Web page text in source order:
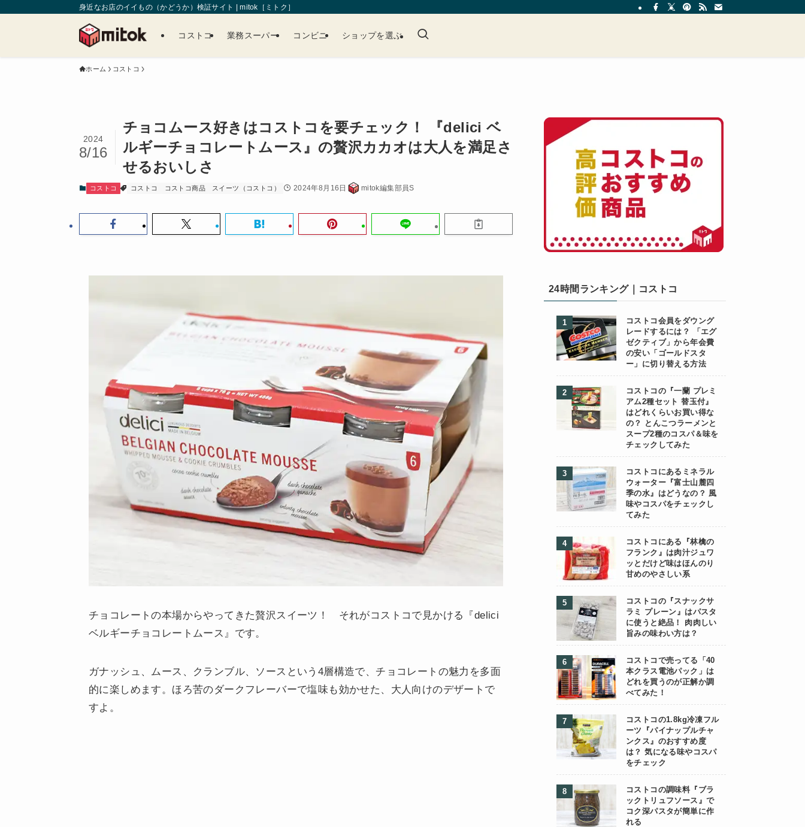
身近なお店のイイもの（かどうか）検証サイト | mitok［ミトク］
コストコ 業務スーパー コンビニ ショップを選ぶ
ホーム コストコ
チョコムース好きはコストコを要チェック！ 『delici ベ
ルギーチョコレートムース』の贅沢カカオは大人を満足さ
せるおいしさ
2024
8/16
コストコ コストコ コストコ商品 スイーツ（コストコ） 2024年8月16日 mitok編集部員S
チョコレートの本場からやってきた贅沢スイーツ！ それがコストコで見かける『delici
ベルギーチョコレートムース』です。
ガナッシュ、ムース、クランブル、ソースという4層構造で、チョコレートの魅力を多面
的に楽しめます。ほろ苦のダークフレーバーで塩味も効かせた、大人向けのデザートで
すよ。
24時間ランキング｜コストコ
コストコ会員をダウング
レードするには？ 「エグ
ゼクティブ」から年会費
の安い「ゴールドスタ
ー」に切り替える方法
コストコの『一蘭 プレミ
アム2種セット 替玉付』
はどれくらいお買い得な
の？ とんこつラーメンと
スープ2種のコスパ＆味を
チェックしてみた
コストコにあるミネラル
ウォーター『富士山麓四
季の水』はどうなの？ 風
味やコスパをチェックし
てみた
コストコにある『林檎の
フランク』は肉汁ジュワ
ッとだけど味はほんのり
甘めのやさしい系
コストコの『スナックサ
ラミ プレーン』はパスタ
に使うと絶品！ 肉肉しい
旨みの味わい方は？
コストコで売ってる「40
本クラス電池パック」は
どれを買うのが正解か調
べてみた！
コストコの1.8kg冷凍フル
ーツ『パイナップルチャ
ンクス』のおすすめ度
は？ 気になる味やコスパ
をチェック
コストコの調味料『ブラ
ックトリュフソース』で
コク深パスタが簡単に作
れる